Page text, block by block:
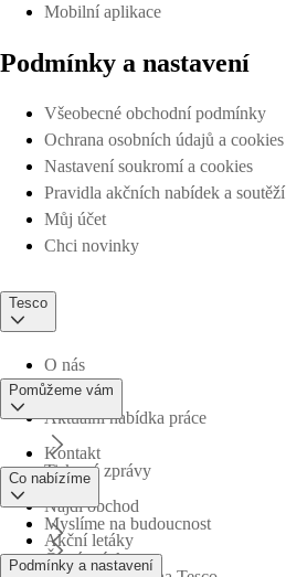
Mobilní aplikace
Podmínky a nastavení
Všeobecné obchodní podmínky
Ochrana osobních údajů a cookies
Nastavení soukromí a cookies
Pravidla akčních nabídek a soutěží
Můj účet
Chci novinky
Tesco
O nás
Aktuální nabídka práce
Tiskové zprávy
Myslíme na budoucnost
Pomůžeme vám
Kontakt
Najdi obchod
Časté otázky
Co nabízíme
Akční letáky
Podmínky a nastavení